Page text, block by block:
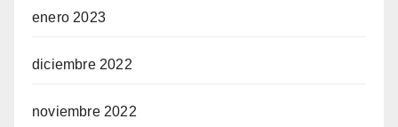
enero 2023
diciembre 2022
noviembre 2022